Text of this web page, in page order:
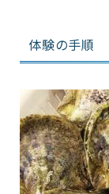
体験の手順